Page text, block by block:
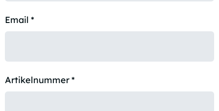
Email *
Artikelnummer*